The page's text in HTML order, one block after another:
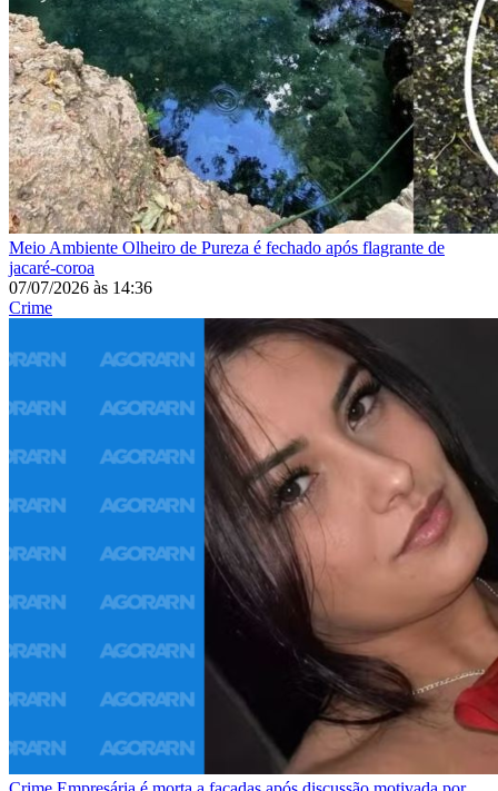
Meio Ambiente Olheiro de Pureza é fechado após flagrante de
jacaré-coroa
07/07/2026 às 14:36
Crime